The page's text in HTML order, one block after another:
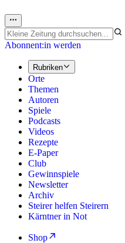
Abonnent:in werden
Rubriken
Orte
Themen
Autoren
Spiele
Podcasts
Videos
Rezepte
E-Paper
Club
Gewinnspiele
Newsletter
Archiv
Steirer helfen Steirern
Kärntner in Not
Shop